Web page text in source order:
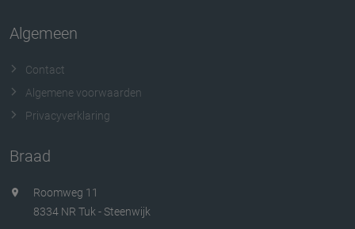
Algemeen
Contact
Algemene voorwaarden
Privacyverklaring
Braad
Roomweg 11
8334 NR Tuk - Steenwijk